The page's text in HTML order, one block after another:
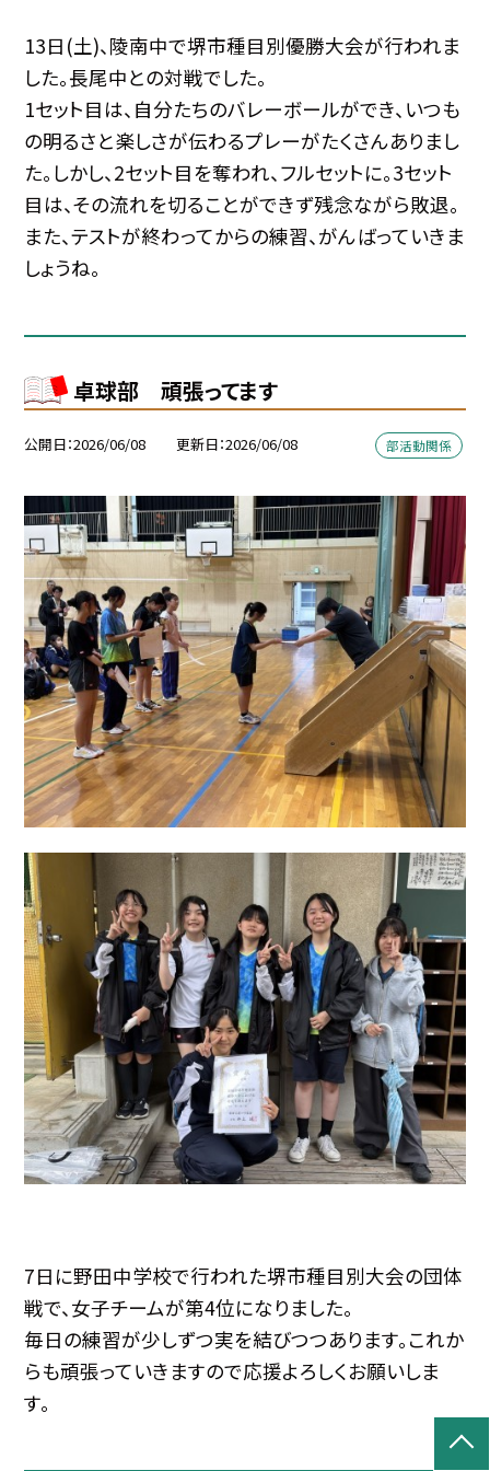
13日(土)、陵南中で堺市種目別優勝大会が行われま
した。長尾中との対戦でした。
1セット目は、自分たちのバレーボールができ、いつも
の明るさと楽しさが伝わるプレーがたくさんありまし
た。しかし、2セット目を奪われ、フルセットに。3セット
目は、その流れを切ることができず残念ながら敗退。
また、テストが終わってからの練習、がんばっていきま
しょうね。
卓球部 頑張ってます
公開日 2026/06/08 更新日 2026/06/08 部活動関係
7日に野田中学校で行われた堺市種目別大会の団体
戦で、女子チームが第4位になりました。
毎日の練習が少しずつ実を結びつつあります。これか
らも頑張っていきますので応援よろしくお願いしま
す。